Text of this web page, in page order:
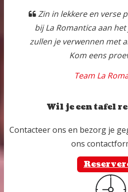
Zin in lekkere en verse
bij La Romantica aan
zullen je verwennen met
Kom eens
Team La
Wil je een tafel
Contacteer ons en bezorg je
ons